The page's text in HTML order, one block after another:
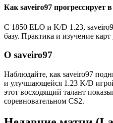
Как saveiro97 прогрессирует
С 1850 ELO и K/D 1.23,
базу. Практика и изучение карт
О saveiro97
Наблюдайте, как saveiro97
и улучшающейся 1.23 K/D
этот восходящий талант
соревновательном CS2.